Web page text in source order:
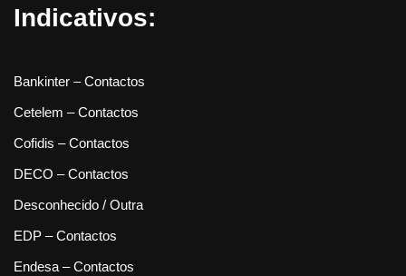
Indicativos:
Bankinter – Contactos
Cetelem – Contactos
Cofidis – Contactos
DECO – Contactos
Desconhecido / Outra
EDP – Contactos
Endesa – Contactos